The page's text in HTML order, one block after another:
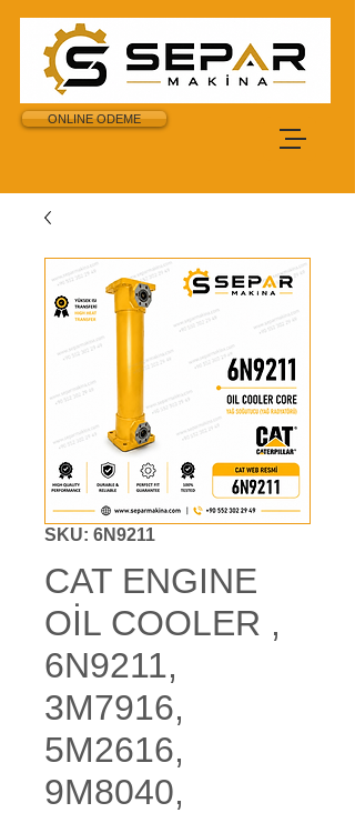
ONLINE ODEME
SKU: 6N9211
CAT ENGINE
OİL COOLER ,
6N9211,
3M7916,
5M2616,
9M8040,